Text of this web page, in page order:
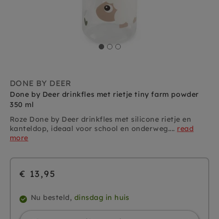
DONE BY DEER
Done by Deer drinkfles met rietje tiny farm powder
350 ml
Roze Done by Deer drinkfles met silicone rietje en
kanteldop, ideaal voor school en onderweg.... read
more
€ 13,95
Nu besteld, dinsdag in huis